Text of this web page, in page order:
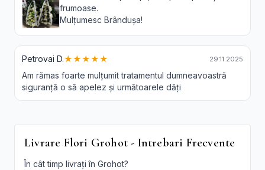
frumoase.
Mulțumesc Brândușa!
Petrovai D.★★★★★ 29.11.2025
Am rămas foarte mulțumit tratamentul dumneavoastră
siguranță o să apelez și următoarele dăți
Livrare Flori Grohot - Intrebari Frecvente
În cât timp livrați în Grohot?